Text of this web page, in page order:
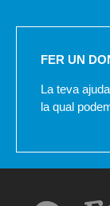
FER UN
La teva
la qual